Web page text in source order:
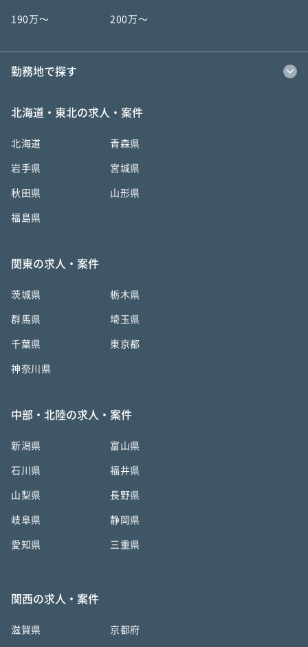
190万〜 200万〜
勤務地で探す
北海道・東北の求人・案件
北海道 青森県
岩手県 宮城県
秋田県 山形県
福島県
関東の求人・案件
茨城県 栃木県
群馬県 埼玉県
千葉県 東京都
神奈川県
中部・北陸の求人・案件
新潟県 富山県
石川県 福井県
山梨県 長野県
岐阜県 静岡県
愛知県 三重県
関西の求人・案件
滋賀県 京都府